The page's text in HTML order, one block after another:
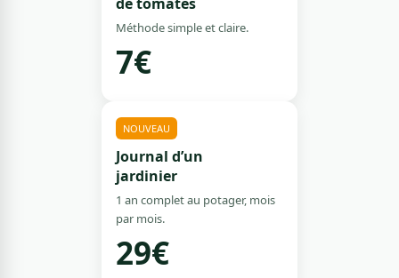
Méthode simple et claire.
7€
NOUVEAU
Journal d’un
jardinier
1 an complet au potager, mois
par mois.
29€